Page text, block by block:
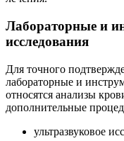
Лабораторные и
исследования
Для точного
лабораторные и
относятся анализы
дополнительные
ультразвуковое